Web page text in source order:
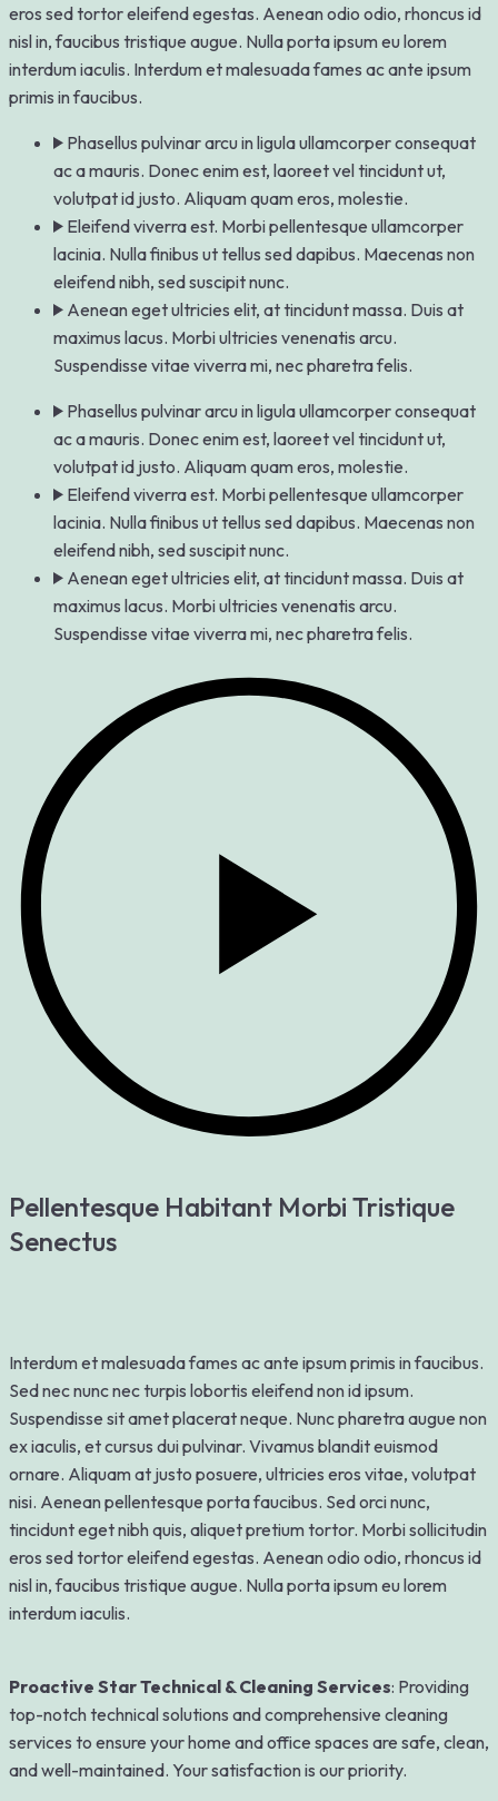
eros sed tortor eleifend egestas. Aenean odio odio, rhoncus id
nisl in, faucibus tristique augue. Nulla porta ipsum eu lorem
interdum iaculis. Interdum et malesuada fames ac ante ipsum
primis in faucibus.
Phasellus pulvinar arcu in ligula ullamcorper consequat
ac a mauris. Donec enim est, laoreet vel tincidunt ut,
volutpat id justo. Aliquam quam eros, molestie.
Eleifend viverra est. Morbi pellentesque ullamcorper
lacinia. Nulla finibus ut tellus sed dapibus. Maecenas non
eleifend nibh, sed suscipit nunc.
Aenean eget ultricies elit, at tincidunt massa. Duis at
maximus lacus. Morbi ultricies venenatis arcu.
Suspendisse vitae viverra mi, nec pharetra felis.
Phasellus pulvinar arcu in ligula ullamcorper consequat
ac a mauris. Donec enim est, laoreet vel tincidunt ut,
volutpat id justo. Aliquam quam eros, molestie.
Eleifend viverra est. Morbi pellentesque ullamcorper
lacinia. Nulla finibus ut tellus sed dapibus. Maecenas non
eleifend nibh, sed suscipit nunc.
Aenean eget ultricies elit, at tincidunt massa. Duis at
maximus lacus. Morbi ultricies venenatis arcu.
Suspendisse vitae viverra mi, nec pharetra felis.
Pellentesque Habitant Morbi Tristique
Senectus
Interdum et malesuada fames ac ante ipsum primis in faucibus.
Sed nec nunc nec turpis lobortis eleifend non id ipsum.
Suspendisse sit amet placerat neque. Nunc pharetra augue non
ex iaculis, et cursus dui pulvinar. Vivamus blandit euismod
ornare. Aliquam at justo posuere, ultricies eros vitae, volutpat
nisi. Aenean pellentesque porta faucibus. Sed orci nunc,
tincidunt eget nibh quis, aliquet pretium tortor. Morbi sollicitudin
eros sed tortor eleifend egestas. Aenean odio odio, rhoncus id
nisl in, faucibus tristique augue. Nulla porta ipsum eu lorem
interdum iaculis.
Proactive Star Technical & Cleaning Services: Providing
top-notch technical solutions and comprehensive cleaning
services to ensure your home and office spaces are safe, clean,
and well-maintained. Your satisfaction is our priority.